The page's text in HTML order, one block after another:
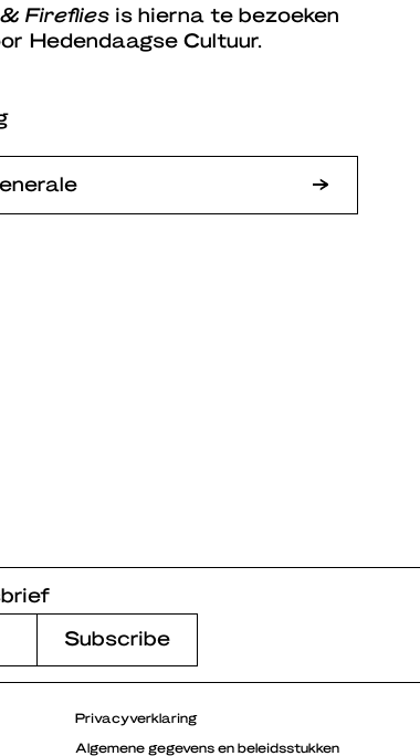
Fireflies is hierna te bezoeken
Hedendaagse Cultuur.
Privacyverklaring
Algemene gegevens en beleidsstukken